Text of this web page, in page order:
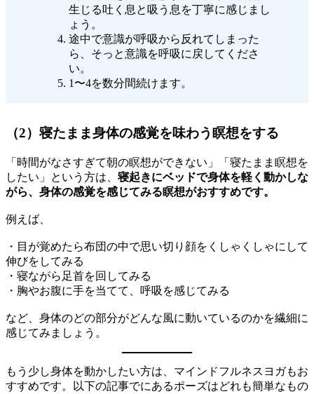
生じる吐く息と吸う息を丁寧に感じまし
ょう。
途中で意識が呼吸から反れてしまった
ら、そっと意識を呼吸に戻してくださ
い。
1〜4を数分間続けます。
（2）寝たまま身体の感覚を味わう瞑想をする
「時間がなさすぎて朝の瞑想ができない」「寝たまま瞑想を
したい」という方は、 寝起きにベッドで身体を軽く動かしな
がら、身体の感覚を感じてみる瞑想がおすすめです。
例えば、
・目が覚めたら布団の中で思い切り顔をくしゃくしゃにして
伸びをしてみる
・寝ながら足首を回してみる
・胸やお腹に手を当てて、呼吸を感じてみる
など、身体のどの部分がどんな風に動いているのかを繊細に
感じてみましょう。
もう少し身体を動かしたい方は、マインドフルネスヨガもお
すすめです。以下の記事でにあるポーズはどれも簡単なもの